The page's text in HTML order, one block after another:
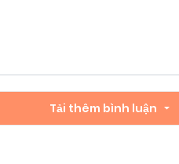
Tải thêm bình luận